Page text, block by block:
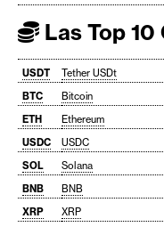
Las Top
USDT Tether USDt
BTC
Bitcoin
ETH
Ethereum
USDC
USDC
SOL
Solana
BNB
BNB
XRP
XRP